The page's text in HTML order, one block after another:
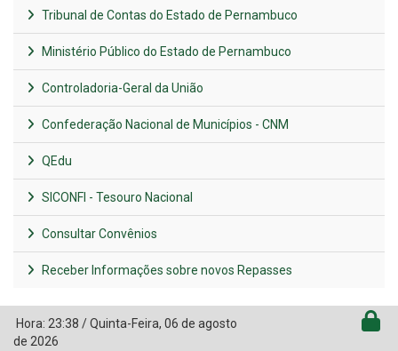
Tribunal de Contas do Estado de Pernambuco
Ministério Público do Estado de Pernambuco
Controladoria-Geral da União
Confederação Nacional de Municípios - CNM
QEdu
SICONFI - Tesouro Nacional
Consultar Convênios
Receber Informações sobre novos Repasses
Hora: 23:38 /Quinta-Feira, 06 de agosto
de 2026